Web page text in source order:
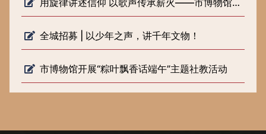
全城招募 | 以少年之声，讲千年文物！
市博物馆开展“粽叶飘香话端午”主题社教活动